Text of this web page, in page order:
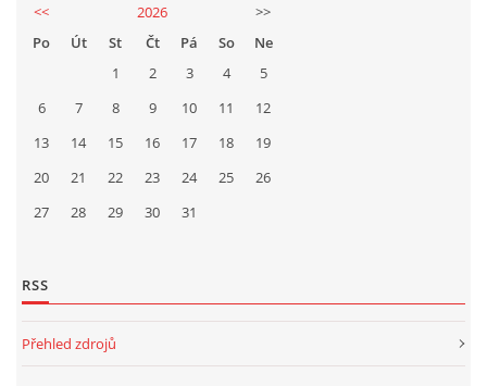
<<
2026
>>
Po
Út St Čt Pá So
Ne
1
2 3 4
5
6
7 8 9 10 11
12
13
14 15 16 17 18
19
20
21 22 23 24 25
26
27
28 29 30 31
RSS
Přehled zdrojů